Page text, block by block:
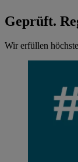
Geprüft.
Wir erfüllen